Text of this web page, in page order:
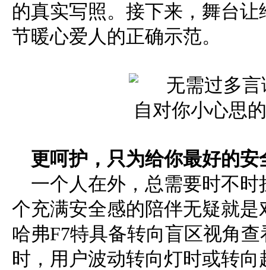
的真实写照。接下来，舞台
节暖心爱人的正确示范。
更呵护 ， 只为给你最好的安
一个人在外，总需要时不
个充满安全感的陪伴无疑就
哈弗F7特具备转向盲区视角
时，用户波动转向灯时或转